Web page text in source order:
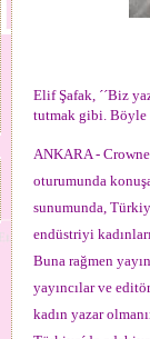
Elif Şafak, ´´Biz
tutmak gibi. Böyle
ANKARA - Crowne
oturumunda
sunumunda,
endüstriyi
Buna rağmen
yayıncılar ve
kadın yazar